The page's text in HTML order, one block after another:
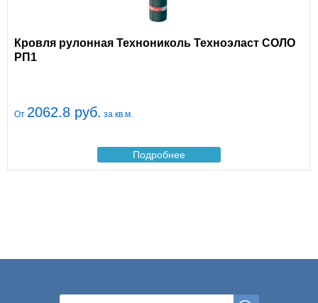
Кровля рулонная Технониколь Техноэласт СОЛО
РП1
От 2062.8 руб. за кв.м.
Подробнее